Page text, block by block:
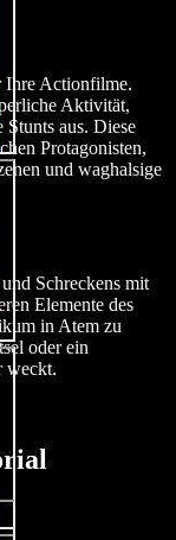
Ihre Actionfilme.
Aktivität,
Stunts aus. Diese
Protagonisten,
und waghalsige
Schreckens mit
Elemente des
in Atem zu
oder ein
weckt.